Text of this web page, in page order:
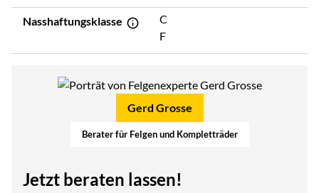
Nasshaftungsklasse
C
F
Gerd Grosse
Berater für Felgen und Kompletträder
Jetzt beraten lassen!